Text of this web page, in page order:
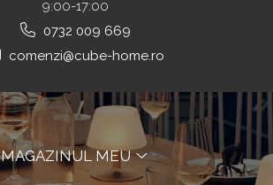
9:00-17:00
0732 009 669
comenzi@cube-home.ro
MAGAZINUL MEU